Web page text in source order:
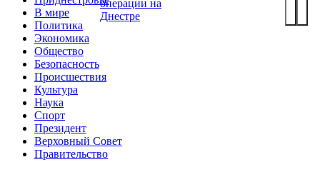
В мире
Политика
Экономика
Общество
Безопасность
Происшествия
Культура
Наука
Спорт
Президент
Верховный Совет
Правительство
операции на
Днестре